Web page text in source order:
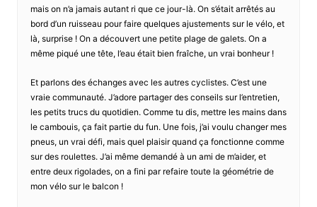
mais on n’a jamais autant ri que ce jour-là. On s’était arrêtés au
bord d’un ruisseau pour faire quelques ajustements sur le vélo, et
là, surprise ! On a découvert une petite plage de galets. On a
même piqué une tête, l’eau était bien fraîche, un vrai bonheur !
Et parlons des échanges avec les autres cyclistes. C’est une
vraie communauté. J’adore partager des conseils sur l’entretien,
les petits trucs du quotidien. Comme tu dis, mettre les mains dans
le cambouis, ça fait partie du fun. Une fois, j’ai voulu changer mes
pneus, un vrai défi, mais quel plaisir quand ça fonctionne comme
sur des roulettes. J’ai même demandé à un ami de m’aider, et
entre deux rigolades, on a fini par refaire toute la géométrie de
mon vélo sur le balcon !